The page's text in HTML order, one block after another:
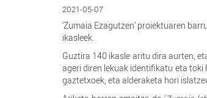
2021-05-07
‘Zumaia Ezagutzen’ proiektuaren
ikasleek.
Guztira 140 ikasle aritu dira aurten,
ageri diren lekuak identifikatu eta toki
gaztetxoek, eta alderaketa hori